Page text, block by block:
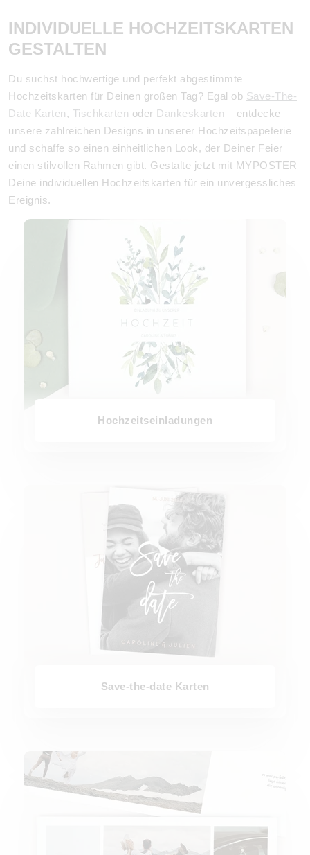
INDIVIDUELLE HOCHZEITSKARTEN
GESTALTEN
Du suchst hochwertige und perfekt abgestimmte
Hochzeitskarten für Deinen großen Tag? Egal ob Save-The-
Date Karten, Tischkarten oder Dankeskarten – entdecke
unsere zahlreichen Designs in unserer Hochzeitspapeterie
und schaffe so einen einheitlichen Look, der Deiner Feier
einen stilvollen Rahmen gibt. Gestalte jetzt mit MYPOSTER
Deine individuellen Hochzeitskarten für ein unvergessliches
Ereignis.
Hochzeitseinladungen
Hochzeitseinladungen
Save-the-date Karten
Dankeskarten Hochzeit